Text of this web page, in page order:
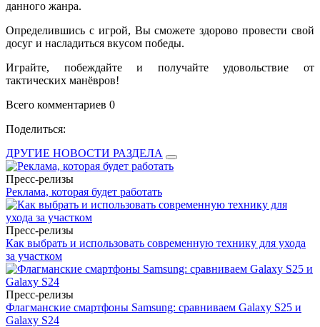
данного жанра.
Определившись с игрой, Вы сможете здорово провести свой
досуг и насладиться вкусом победы.
Играйте, побеждайте и получайте удовольствие от
тактических манёвров!
Всего комментариев 0
Поделиться:
ДРУГИЕ НОВОСТИ РАЗДЕЛА
Пресс-релизы
Реклама, которая будет работать
Пресс-релизы
Как выбрать и использовать современную технику для ухода
за участком
Пресс-релизы
Флагманские смартфоны Samsung: сравниваем Galaxy S25 и
Galaxy S24